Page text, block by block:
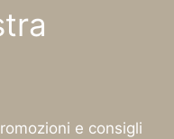
e consigli